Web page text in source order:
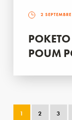
2 SEPTEMBRE
POUM
1 2 3